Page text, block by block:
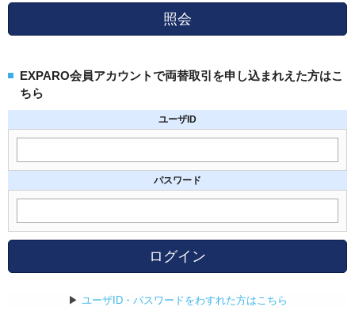
照会
EXPARO会員アカウントで両替取引を申し込まれえた方はこ
ちら
ユーザID
パスワード
ログイン
▶ ユーザID・パスワードをわすれた方はこちら